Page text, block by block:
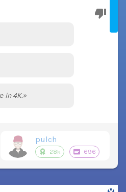
in 4K.»
pulch
28k 696